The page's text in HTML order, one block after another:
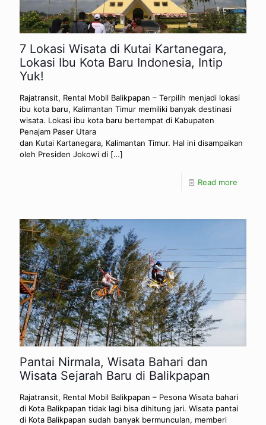
7 Lokasi Wisata di Kutai Kartanegara,
Lokasi Ibu Kota Baru Indonesia, Intip
Yuk!
Rajatransit, Rental Mobil Balikpapan – Terpilih menjadi lokasi
ibu kota baru, Kalimantan Timur memiliki banyak destinasi
wisata. Lokasi ibu kota baru bertempat di Kabupaten
Penajam Paser Utara
dan Kutai Kartanegara, Kalimantan Timur. Hal ini disampaikan
oleh Presiden Jokowi di […]
Read more
Pantai Nirmala, Wisata Bahari dan
Wisata Sejarah Baru di Balikpapan
Rajatransit, Rental Mobil Balikpapan – Pesona Wisata bahari
di Kota Balikpapan tidak lagi bisa dihitung jari. Wisata pantai
di Kota Balikpapan sudah banyak bermunculan, memberi